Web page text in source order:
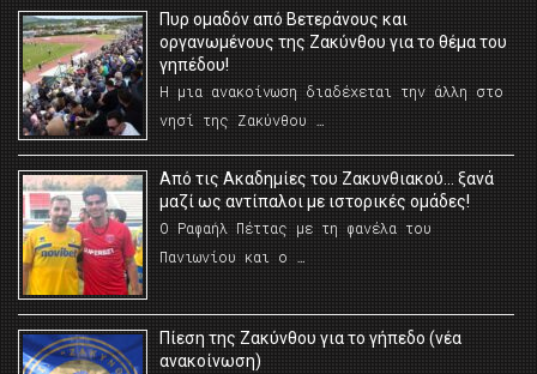
Πυρ ομαδόν από Βετεράνους και
οργανωμένους της Ζακύνθου για το θέμα του
γηπέδου!
Η μια ανακοίνωση διαδέχεται την άλλη στο
νησί της Ζακύνθου …
Από τις Ακαδημίες του Ζακυνθιακού… ξανά
μαζί ως αντίπαλοι με ιστορικές ομάδες!
Ο Ραφαήλ Πέττας με τη φανέλα του
Πανιωνίου και ο …
Πίεση της Ζακύνθου για το γήπεδο (νέα
ανακοίνωση)